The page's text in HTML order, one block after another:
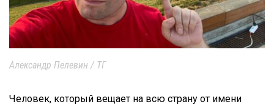
Александр Пелевин / ТГ
Человек, который вещает на всю страну от имени